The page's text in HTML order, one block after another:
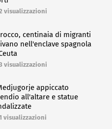
visualizzazioni
centinaia di migranti
nell'enclave spagnola
visualizzazioni
appiccato
all'altare e statue
visualizzazioni